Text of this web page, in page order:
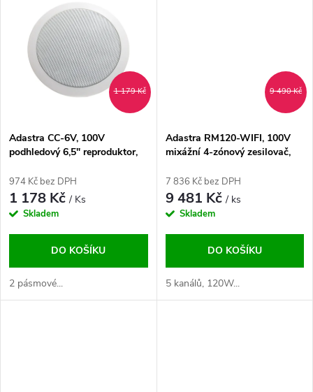
1 179 Kč
Adastra CC-6V, 100V
podhledový 6,5" reproduktor,
974 Kč bez DPH
1 178 Kč/ Ks
Skladem
DO KOŠÍKU
2 pásmové...
9 490 Kč
Adastra RM120-WIFI, 100V
mixážní 4-zónový zesilovač,
7 836 Kč bez DPH
9 481 Kč/ ks
Skladem
DO KOŠÍKU
5 kanálů, 120W...